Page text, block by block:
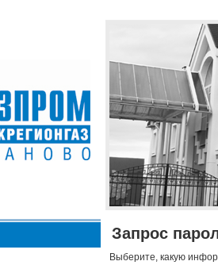
Запрос
Выберите, какую